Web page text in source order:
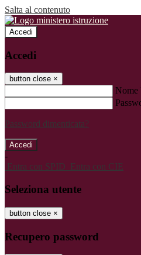
Salta al contenuto
Accedi
Accedi
button close ×
Nome
Password dimenticata?
-
Entra con SPID Entra con CIE
Seleziona utente
button close ×
Recupero password